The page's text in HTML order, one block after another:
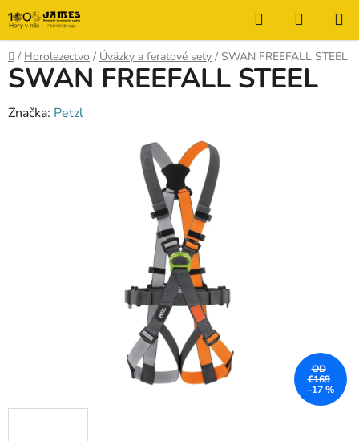
Prejsť
na
obsah
Hľadať
KOŠÍK
Domov
/ Horolezectvo / Úväzky a feratové sety / SWAN FREEFALL STEEL
SWAN FREEFALL STEEL
Značka: Petzl
OD
€169
–17 %